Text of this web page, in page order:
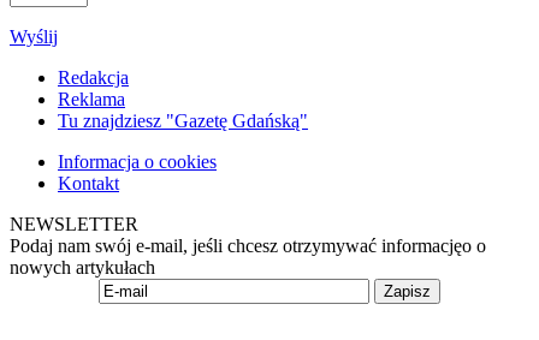
Wyślij
Redakcja
Reklama
Tu znajdziesz "Gazetę Gdańską"
Informacja o cookies
Kontakt
NEWSLETTER
Podaj nam swój e-mail, jeśli chcesz otrzymywać informacjęo o
nowych artykułach
Zapisz